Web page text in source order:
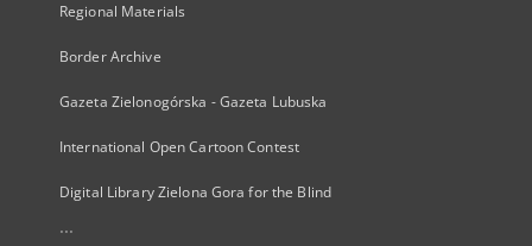
Regional Materials
Border Archive
Gazeta Zielonogórska - Gazeta Lubuska
International Open Cartoon Contest
Digital Library Zielona Gora for the Blind
...